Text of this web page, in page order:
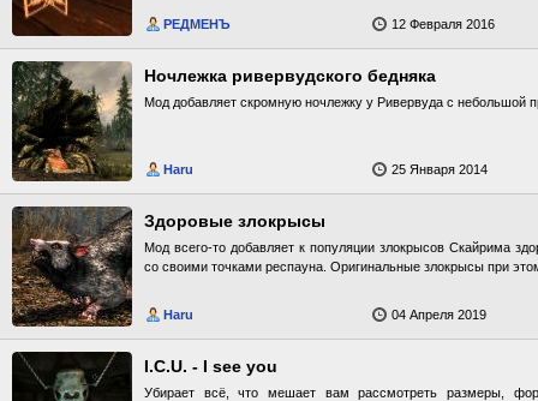
РЕДМЕНЪ 12 Февраля 2016
Ночлежка ривервудского бедняка
Мод добавляет скромную ночлежку у Ривервуда с небольшой
Haru 25 Января 2014
Здоровые злокрысы
Мод всего-то добавляет к популяции злокрысов Скайрима
со своими точками респауна. Оригинальные злокрысы при
Haru 04 Апреля 2019
I.C.U. - I see you
Убирает всё, что мешает вам рассмотреть размеры,